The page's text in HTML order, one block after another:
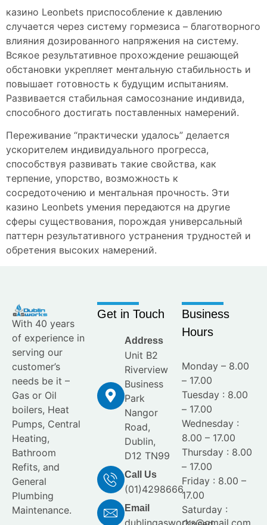
казино Leonbets приспособление к давлению
случается через систему гормезиса – благотворного
влияния дозированного напряжения на систему.
Всякое результативное прохождение решающей
обстановки укрепляет ментальную стабильность и
повышает готовность к будущим испытаниям.
Развивается стабильная самосознание индивида,
способного достигать поставленных намерений.
Переживание “практически удалось” делается
ускорителем индивидуального прогресса,
способствуя развивать такие свойства, как
терпение, упорство, возможность к
сосредоточению и ментальная прочность. Эти
казино Leonbets умения передаются на другие
сферы существования, порождая универсальный
паттерн результативного устранения трудностей и
обретения высоких намерений.
With 40 years
of experience in
serving our
customer’s
needs be it –
Gas or Oil
boilers, Heat
Pumps, Central
Heating,
Bathroom
Refits, and
General
Plumbing
Maintenance.
Get in Touch
Address
Unit B2
Riverview
Business
Park
Nangor
Road,
Dublin,
D12 TN99
Call Us
(01)4298666
Email
dublingasworks@gmail.com
Business
Hours
Monday – 8.00
– 17.00
Tuesday : 8.00
– 17.00
Wednesday :
8.00 – 17.00
Thursday : 8.00
– 17.00
Friday : 8.00 –
17.00
Saturday :